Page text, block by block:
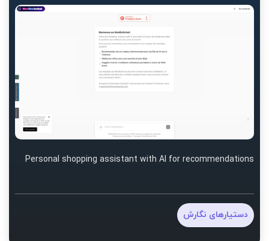
Personal shopping assistant with AI for recommendations
دستیارهای نگارش